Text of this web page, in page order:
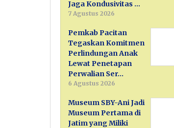
Jaga Kondusivitas …
7 Agustus 2026
Pemkab Pacitan
Tegaskan Komitmen
Perlindungan Anak
Lewat Penetapan
Perwalian Ser…
6 Agustus 2026
Museum SBY-Ani Jadi
Museum Pertama di
Jatim yang Miliki